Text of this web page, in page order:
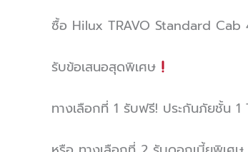
ซื้อ Hilux TRAVO Standard Cab
รับข้อเสนอสุดพิเศษ
ทางเลือกที่ 1 รับฟรี! ประกันภัยชั้น 1